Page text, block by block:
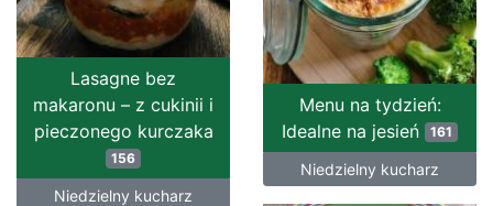
Lasagne bez
makaronu – z cukinii i
pieczonego kurczaka
156
Niedzielny kucharz
Menu na tydzień:
Idealne na jesień 161
Niedzielny kucharz